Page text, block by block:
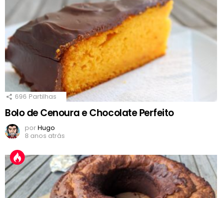
696 Partilhas
Bolo de Cenoura e Chocolate Perfeito
porHugo
8 anos atrás